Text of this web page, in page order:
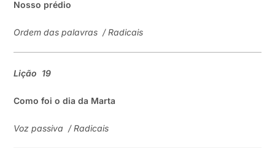
Nosso prédio
Ordem das palavras /Radicais
Lição 19
Como foio dia da Marta
Voz passiva /Radicais